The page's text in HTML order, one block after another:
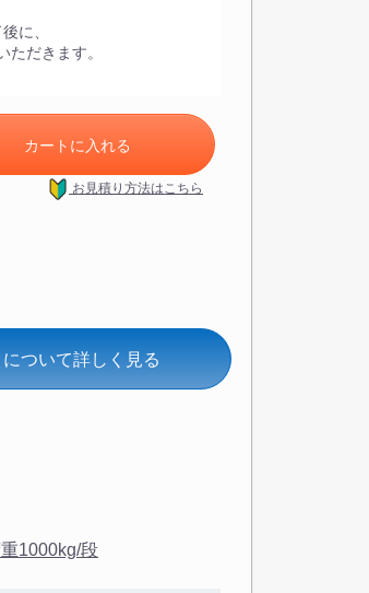
に、
だきます。
カートに入れる
お見積り方法はこちら
ついて詳しく見る
1000kg/段